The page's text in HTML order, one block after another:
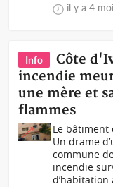
il y a 4
Info
Côte
incendie
une mère et
flammes
Le bâtiment
Un drame
commune
incendie
d’habitation